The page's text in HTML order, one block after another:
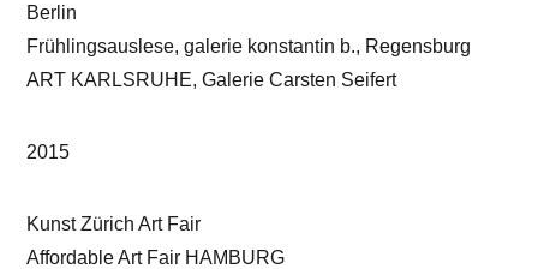
Berlin
Frühlingsauslese, galerie konstantin b., Regensburg
ART KARLSRUHE, Galerie Carsten Seifert
2015
Kunst Zürich Art Fair
Affordable Art Fair HAMBURG